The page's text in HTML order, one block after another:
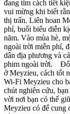
đang tìm cách tiết
vui mừng khi biết
thị trấn. Liên hoan
phí, buổi biểu diễn
năm. Vào mùa hè,
ngoài trời miễn phí,
dân địa phương và
phim ngoài trời. Đối
ở Meyzieu, cách tốt
Wi-Fi Meyzieu cho
chút nghiên cứu,
vời nơi bạn có thể
Meyzieu có để